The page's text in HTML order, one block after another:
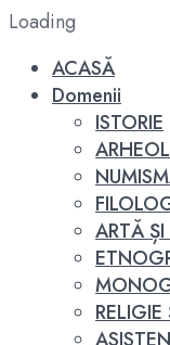
Loading
ACASĂ
Domenii
ISTORIE
ARTĂ ȘI